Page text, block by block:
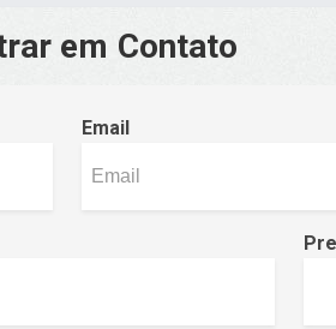
em Contato
Email